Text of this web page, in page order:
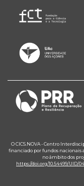
O CICS.NOVA - Centro
financiado por fundos nacionais
no âmbito dos
https://doi.org/10.54499/UID/